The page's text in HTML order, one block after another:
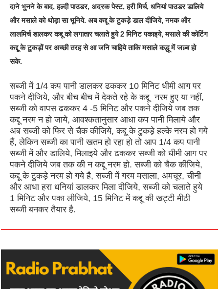
दाने भुनने के बाद, हल्दी पाउडर, अदरक पेस्ट, हरी मिर्च, धनियां पाउडर डालिये
और मसाले को थोड़ा सा भूनिये. अब कद्दू के टुकड़े डाल दीजिये, नमक और
लालमिर्च डालकर कद्दू को लगातार चलाते हुये 2 मिनिट पकाइये, मसाले की कोटिंग
कद्दू के टुकड़ों पर अच्छी तरह से आ जनि चाहिये ताकि मसाले कद्धू में जज़्ब हो
सके.
सब्जी में 1/4 कप पानी डालकर ढककर 10 मिनिट धीमी आग पर
पकने दीजिये, और बीच बीच में देकते रहे के कद्दू नरम हुए या नहीं,
सब्जी को वापस ढककर 4 -5 मिनिट और पकने दीजिये जब तक
कद्दू नरम न हो जाये, आवश्कतानुसार आधा कप पानी मिलाये और
अब सब्जी को फिर से चैक कीजिये, कद्दू के टुकड़े हल्के नरम हो गये
हैं, लेकिन सब्जी का पानी खतम हो रहा हो तो आप 1/4 कप पानी
सब्जी में और डालिये, मिलाइये और ढककर सब्जी को धीमी आग पर
पकने दीजिये जब तक की न कद्दू नरम हो. सब्जी को चैक कीजिये,
कद्दू के टुकड़े नरम हो गये है, सब्जी में गरम मसाला, अमचूर, चीनी
और आधा हरा धनियां डालकर मिला दीजिये, सब्जी को चलाते हुये
1 मिनिट और पका लीजिये, 15 मिनिट में कद्दू की खट्टी मीठी
सब्जी बनकर तैयार है.